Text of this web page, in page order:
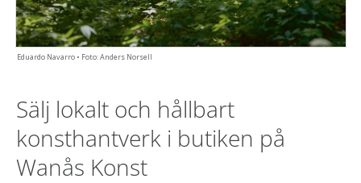
Eduardo Navarro • Foto: Anders Norsell
Sälj lokalt och hållbart
konsthantverk i butiken på
Wanås Konst